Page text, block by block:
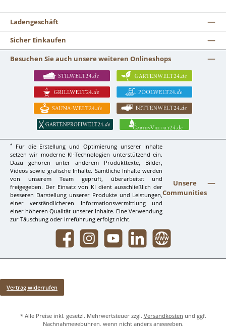
Ladengeschäft
Sicher Einkaufen
Besuchen Sie auch unsere weiteren Onlineshops
*
Für die Erstellung und Optimierung unserer Inhalte
setzen wir moderne KI-Technologien unterstützend ein.
Dazu gehören unter anderem Produkttexte, Bilder,
Videos sowie grafische Inhalte. Sämtliche Inhalte werden
von unserem Team geprüft, überarbeitet und
freigegeben. Der Einsatz von KI dient ausschließlich der
besseren Darstellung unserer Produkte und Leistungen,
einer verständlicheren Informationsvermittlung und
einer höheren Qualität unserer Inhalte. Eine Verwendung
zur Täuschung oder Irreführung erfolgt nicht.
Unsere
Communities
Facebook InstagramYouTube LinkedIn Website
Vertrag widerrufen
* Alle Preise inkl. gesetzl. Mehrwertsteuer zzgl. Versandkosten und ggf.
Nachnahmegebühren, wenn nicht anders angegeben.